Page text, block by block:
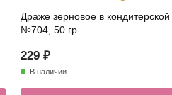
Драже зерновое в кондитерской
№704, 50 гр
229 ₽
В наличии